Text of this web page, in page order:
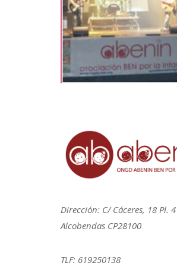
Dirección: C/ Cáceres, 18 Pl.
Alcobendas CP28100
TLF: 619250138